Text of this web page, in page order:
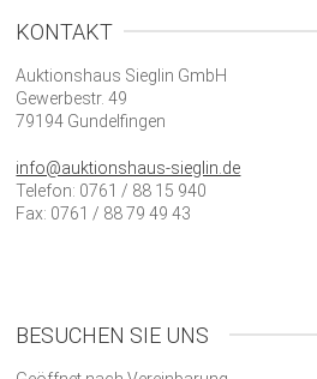
KONTAKT
Auktionshaus Sieglin GmbH
Gewerbestr. 49
79194 Gundelfingen
info@auktionshaus-sieglin.de
Telefon: 0761 / 88 15 940
Fax: 0761 / 88 79 49 43
BESUCHEN SIE UNS